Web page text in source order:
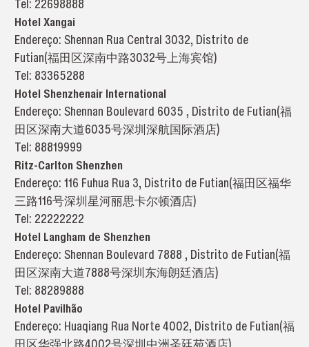
Tel: 22698888
Hotel Xangai
Endereço: Shennan Rua Central 3032, Distrito de
Futian(福田区深南中路3032号上海宾馆)
Tel: 83365288
Hotel Shenzhenair International
Endereço: Shennan Boulevard 6035 , Distrito de Futian(福
田区深南大道6035号深圳深航国际酒店)
Tel: 88819999
Ritz-Carlton Shenzhen
Endereço: 116 Fuhua Rua 3, Distrito de Futian(福田区福华
三路116号深圳星河丽思卡尔顿酒店)
Tel: 22222222
Hotel Langham de Shenzhen
Endereço: Shennan Boulevard 7888 , Distrito de Futian(福
田区深南大道7888号深圳东海朗廷酒店)
Tel: 88289888
Hotel Pavilhão
Endereço: Huaqiang Rua Norte 4002, Distrito de Futian(福